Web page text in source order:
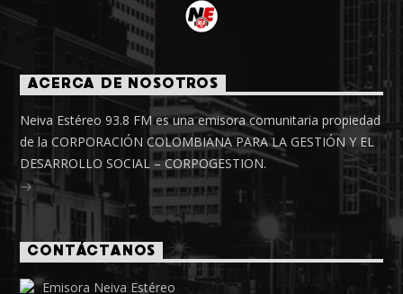
ACERCA DE NOSOTROS
Neiva Estéreo 93.8 FM es una emisora comunitaria propiedad
de la CORPORACIÓN COLOMBIANA PARA LA GESTIÓN Y EL
DESARROLLO SOCIAL – CORPOGESTION.
CONTÁCTANOS
Emisora Neiva Estéreo